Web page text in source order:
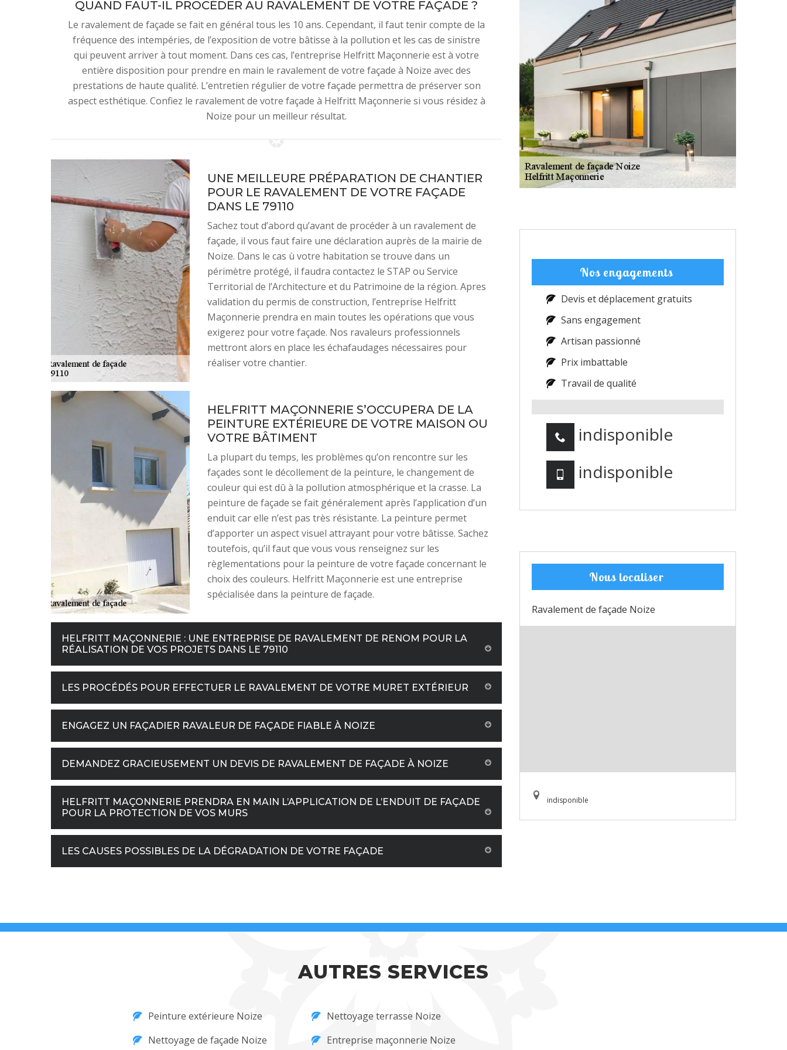
QUAND FAUT-IL PROCÉDER AU RAVALEMENT DE VOTRE FAÇADE ?
Le ravalement de façade se fait en général tous les 10 ans. Cependant, il faut tenir compte de la
fréquence des intempéries, de l’exposition de votre bâtisse à la pollution et les cas de sinistre
qui peuvent arriver à tout moment. Dans ces cas, l’entreprise Helfritt Maçonnerie est à votre
entière disposition pour prendre en main le ravalement de votre façade à Noize avec des
prestations de haute qualité. L’entretien régulier de votre façade permettra de préserver son
aspect esthétique. Confiez le ravalement de votre façade à Helfritt Maçonnerie si vous résidez à
Noize pour un meilleur résultat.
UNE MEILLEURE PRÉPARATION DE CHANTIER
POUR LE RAVALEMENT DE VOTRE FAÇADE
DANS LE 79110
Sachez tout d’abord qu’avant de procéder à un ravalement de
façade, il vous faut faire une déclaration auprès de la mairie de
Noize. Dans le cas ù votre habitation se trouve dans un
périmètre protégé, il faudra contactez le STAP ou Service
Territorial de l’Architecture et du Patrimoine de la région. Apres
validation du permis de construction, l’entreprise Helfritt
Maçonnerie prendra en main toutes les opérations que vous
exigerez pour votre façade. Nos ravaleurs professionnels
mettront alors en place les échafaudages nécessaires pour
réaliser votre chantier.
HELFRITT MAÇONNERIE S’OCCUPERA DE LA
PEINTURE EXTÉRIEURE DE VOTRE MAISON OU
VOTRE BÂTIMENT
La plupart du temps, les problèmes qu’on rencontre sur les
façades sont le décollement de la peinture, le changement de
couleur qui est dû à la pollution atmosphérique et la crasse. La
peinture de façade se fait généralement après l’application d’un
enduit car elle n’est pas très résistante. La peinture permet
d’apporter un aspect visuel attrayant pour votre bâtisse. Sachez
toutefois, qu’il faut que vous vous renseignez sur les
règlementations pour la peinture de votre façade concernant le
choix des couleurs. Helfritt Maçonnerie est une entreprise
spécialisée dans la peinture de façade.
HELFRITT MAÇONNERIE : UNE ENTREPRISE DE RAVALEMENT DE RENOM POUR LA
RÉALISATION DE VOS PROJETS DANS LE 79110
LES PROCÉDÉS POUR EFFECTUER LE RAVALEMENT DE VOTRE MURET EXTÉRIEUR
ENGAGEZ UN FAÇADIER RAVALEUR DE FAÇADE FIABLE À NOIZE
DEMANDEZ GRACIEUSEMENT UN DEVIS DE RAVALEMENT DE FAÇADE À NOIZE
HELFRITT MAÇONNERIE PRENDRA EN MAIN L’APPLICATION DE L’ENDUIT DE FAÇADE
POUR LA PROTECTION DE VOS MURS
LES CAUSES POSSIBLES DE LA DÉGRADATION DE VOTRE FAÇADE
Nos engagements
Devis et déplacement gratuits
Sans engagement
Artisan passionné
Prix imbattable
Travail de qualité
indisponible
indisponible
Nous localiser
Ravalement de façade Noize
indisponible
AUTRES SERVICES
Peinture extérieure Noize
Nettoyage de façade Noize
Nettoyage terrasse Noize
Entreprise maçonnerie Noize